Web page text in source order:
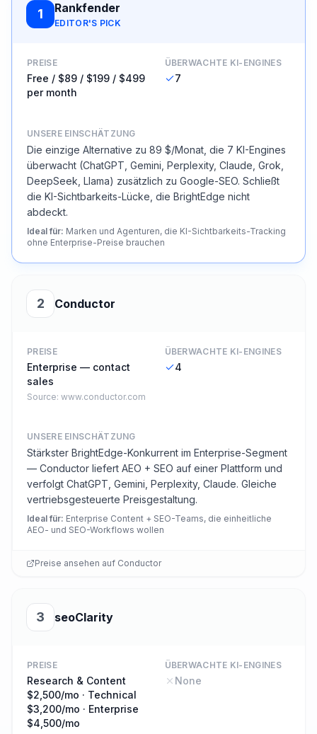
1 Rankfender
EDITOR'S PICK
PREISE
Free / $89 / $199 / $499
per month
ÜBERWACHTE KI-ENGINES
7
UNSERE EINSCHÄTZUNG
Die einzige Alternative zu 89 $/Monat, die 7 KI-Engines
überwacht (ChatGPT, Gemini, Perplexity, Claude, Grok,
DeepSeek, Llama) zusätzlich zu Google-SEO. Schließt
die KI-Sichtbarkeits-Lücke, die BrightEdge nicht
abdeckt.
Ideal für: Marken und Agenturen, die KI-Sichtbarkeits-Tracking
ohne Enterprise-Preise brauchen
2 Conductor
PREISE
Enterprise — contact
sales
Source: www.conductor.com
ÜBERWACHTE KI-ENGINES
4
UNSERE EINSCHÄTZUNG
Stärkster BrightEdge-Konkurrent im Enterprise-Segment
— Conductor liefert AEO + SEO auf einer Plattform und
verfolgt ChatGPT, Gemini, Perplexity, Claude. Gleiche
vertriebsgesteuerte Preisgestaltung.
Ideal für: Enterprise Content + SEO-Teams, die einheitliche
AEO- und SEO-Workflows wollen
Preise ansehen auf Conductor
3 seoClarity
PREISE
Research & Content
$2,500/mo · Technical
$3,200/mo · Enterprise
$4,500/mo
ÜBERWACHTE KI-ENGINES
None